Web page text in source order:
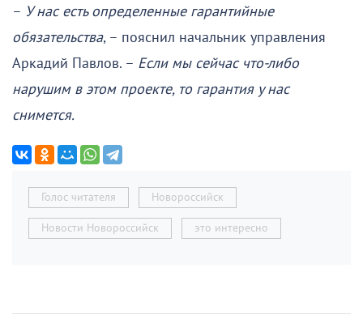
– У нас есть определенные гарантийные
обязательства, – пояснил начальник управления
Аркадий Павлов. – Если мы сейчас что-либо
нарушим в этом проекте, то гарантия у нас
снимется.
Голос читателя Новороссийск
Новости Новороссийск это интересно